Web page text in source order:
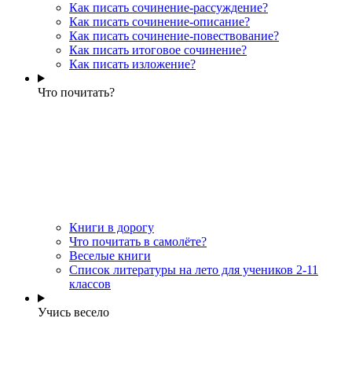
Как писать сочинение-рассуждение?
Как писать сочинение-описание?
Как писать сочинение-повествование?
Как писать итоговое сочинение?
Как писать изложение?
Что почитать?
Книги в дорогу
Что почитать в самолёте?
Веселые книги
Cписок литературы на лето для учеников 2-11
классов
Учись весело